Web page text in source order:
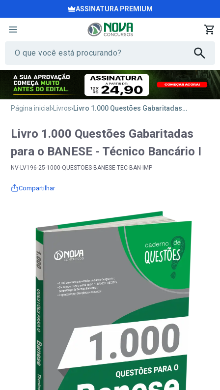
ASSINATURA PREMIUM
Página inicial Livros Livro 1.000 Questões Gabaritadas para o BANESE - Técnico Bancário I
Livro 1.000 Questões Gabaritadas
para o BANESE - Técnico Bancário I
NV-LV196-25-1000-QUESTOES-BANESE-TEC-BAN-IMP
Compartilhar